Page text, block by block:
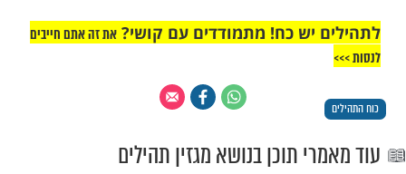
הגוי, היכהו מכות נאמנות וקשר אותו
הסוס. על כתפו נשא שומר הפרדסים את
החצי מעולף ודהר במהירות לעבר בית